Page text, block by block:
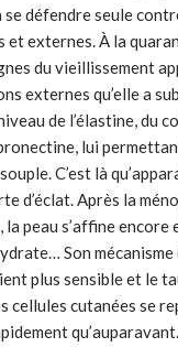
défendre seule
et externes. À la
du vieillissement
externes qu’elle a
de l’élastine, du
lui
C’est là
d’éclat. Après la
la peau s’affine
Son
plus sensible et le
cellules cutanées se
qu’auparavant.